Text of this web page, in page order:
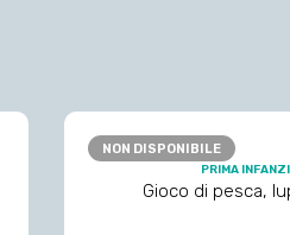
NON DISPONIBILE
PRIMA
Gioco di pesca,